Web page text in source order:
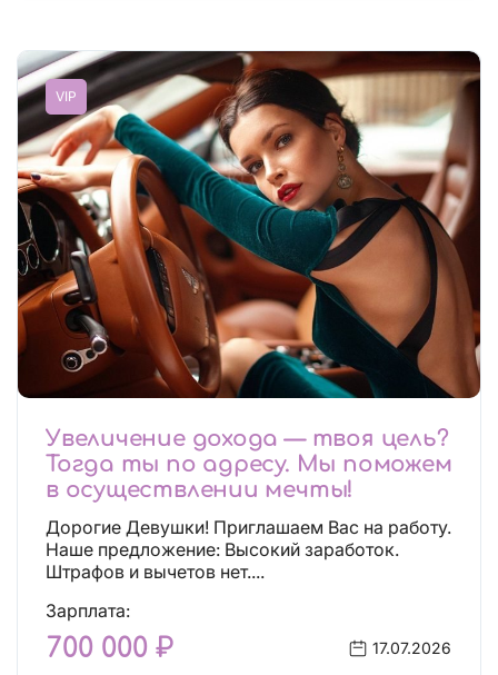
VIP
Увеличение дохода — твоя цель?
Тогда ты по адресу. Мы поможем
в осуществлении мечты!
Дорогие Девушки! Приглашаем Вас на работу.
Наше предложение: Высокий заработок.
Штрафов и вычетов нет....
Зарплата:
700 000 ₽ 17.07.2026